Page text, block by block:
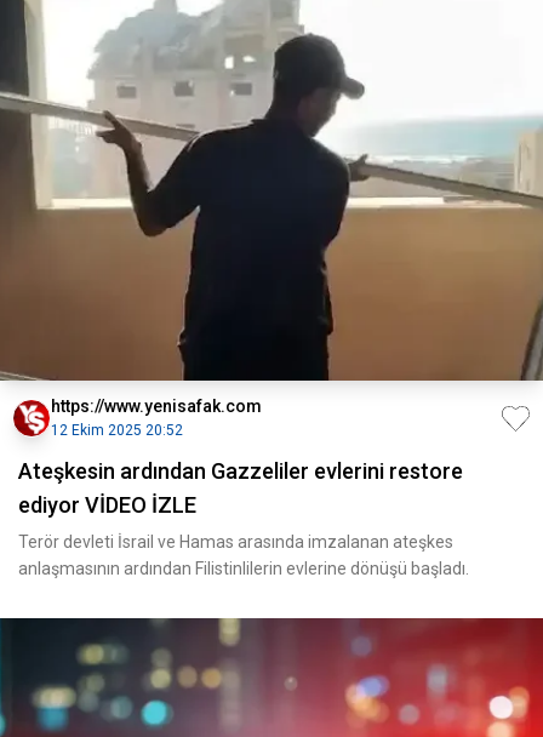
https://www.yenisafak.com
12 Ekim 2025 20:52
Ateşkesin ardından Gazzeliler evlerini restore
ediyor VİDEO İZLE
Terör devleti İsrail ve Hamas arasında imzalanan ateşkes
anlaşmasının ardından Filistinlilerin evlerine dönüşü başladı.